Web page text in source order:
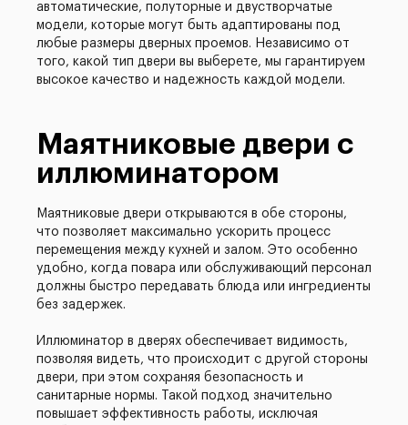
автоматические, полуторные и двустворчатые
модели, которые могут быть адаптированы под
любые размеры дверных проемов. Независимо от
того, какой тип двери вы выберете, мы гарантируем
высокое качество и надежность каждой модели.
Маятниковые двери с
иллюминатором
Маятниковые двери открываются в обе стороны,
что позволяет максимально ускорить процесс
перемещения между кухней и залом. Это особенно
удобно, когда повара или обслуживающий персонал
должны быстро передавать блюда или ингредиенты
без задержек.
Иллюминатор в дверях обеспечивает видимость,
позволяя видеть, что происходит с другой стороны
двери, при этом сохраняя безопасность и
санитарные нормы. Такой подход значительно
повышает эффективность работы, исключая